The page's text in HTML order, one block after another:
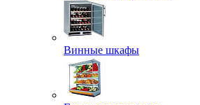
Винные шкафы